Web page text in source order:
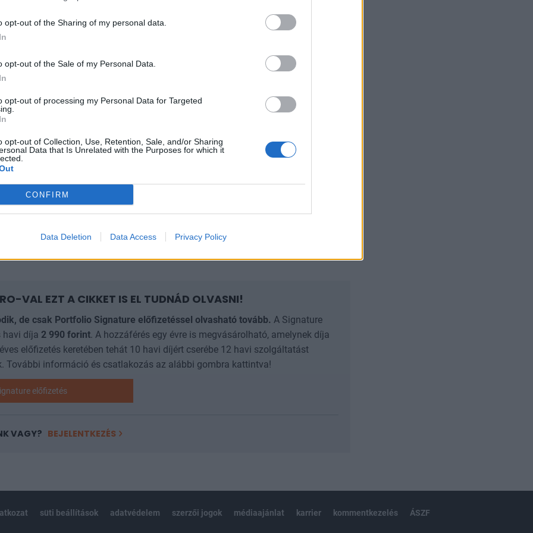
opt-out of the Sharing of my personal data.
opt-out of the Sale of my Personal Data.
opt-out of processing my Personal Data for Targeted
opt-out of Collection, Use, Retention, Sale, and/or Sharing
Data that Is Unrelated with the Purposes for which it
CONFIRM
Data Deletion Data Access Privacy Policy
Tarifa) rendszert 2003-ban vezették be Magyarországon azzal a
a környezetbarát energiahordozók és technológiák elterjedését. A
A MEGÚJULÓ ENERGIAFORRÁSOKBÓL SZÁRMAZÓ VILLAMOS
MEGHATÁROZOTT ÁRON.
energiatermelés növekedését. A KÁT engedélyek általában
Ez az időtartam biztosítja, hogy a megújuló energiaforrásokból
illetve megtérülését. Egy ennyire hosszú távú
az árak indexálása, azaz a bevétel inflációkövetése, illetve a bevétel
A KÁT-os termelők anno erre is tekintettel vágtak bele a
VAL EZT A CIKKET IS EL TUDNÁD OLVASNI!
de csak Portfolio Signature előfizetéssel olvasható tovább. A Signature
havi díja 2 990 forint. A hozzáférés egy évre is megvásárolható, amelynek díja
előfizetés keretében tehát 10 havi díjért cserébe 12 havi szolgáltatást
További információ és csatlakozás az alábbi gombra kattintva!
előfizetés
VAGY? BEJELENTKEZÉS
süti beállítások adatvédelem szerzői jogok médiaajánlat karrier kommentkezelés ÁSZF